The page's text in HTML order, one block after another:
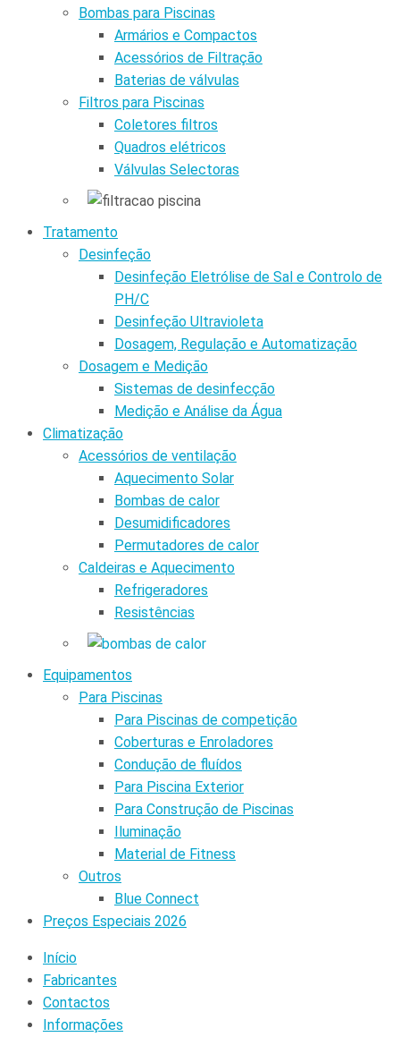
Bombas para Piscinas
Armários e Compactos
Acessórios de Filtração
Baterias de válvulas
Filtros para Piscinas
Coletores filtros
Quadros elétricos
Válvulas Selectoras
Tratamento
Desinfeção
Desinfeção Eletrólise de Sal e Controlo de
PH/C
Desinfeção Ultravioleta
Dosagem, Regulação e Automatização
Dosagem e Medição
Sistemas de desinfecção
Medição e Análise da Água
Climatização
Acessórios de ventilação
Aquecimento Solar
Bombas de calor
Desumidificadores
Permutadores de calor
Caldeiras e Aquecimento
Refrigeradores
Resistências
Equipamentos
Para Piscinas
Para Piscinas de competição
Coberturas e Enroladores
Condução de fluídos
Para Piscina Exterior
Para Construção de Piscinas
Iluminação
Material de Fitness
Outros
Blue Connect
Preços Especiais 2026
Início
Fabricantes
Contactos
Informações